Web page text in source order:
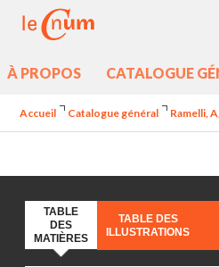
À PROPOS CATALOGUE
Accueil Catalogue général Ramelli,
TABLE
DES
MATIÈRES
TABLE DES
ILLUSTRATIONS